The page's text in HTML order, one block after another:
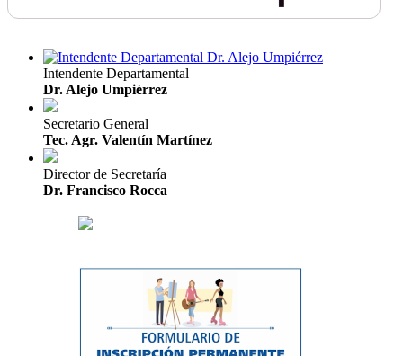
Intendente Departamental
Dr. Alejo Umpiérrez
Secretario General
Tec. Agr. Valentín Martínez
Director de Secretaría
Dr. Francisco Rocca